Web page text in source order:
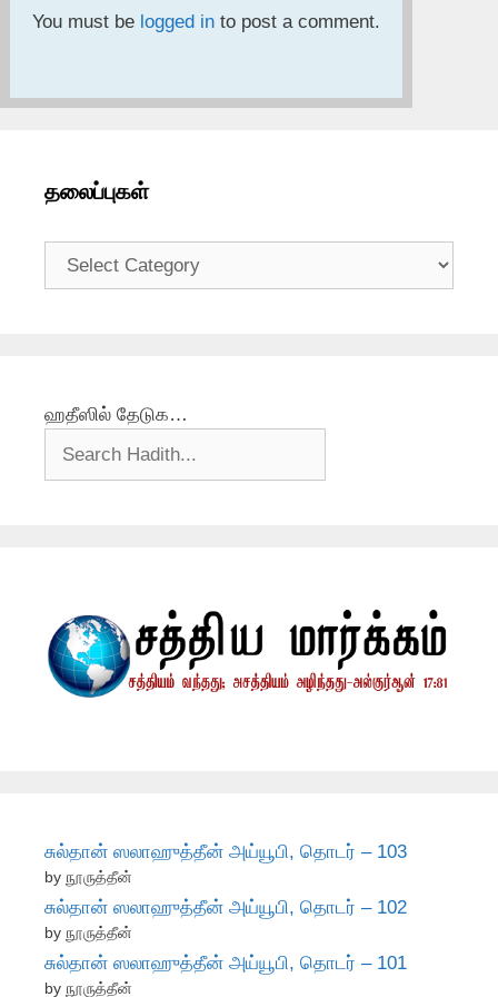
You must be logged in to post a comment.
தலைப்புகள்
தலைப்புகள்
ஹதீஸில் தேடுக…
சுல்தான் ஸலாஹுத்தீன் அய்யூபி, தொடர் – 103
by நூருத்தீன்
சுல்தான் ஸலாஹுத்தீன் அய்யூபி, தொடர் – 102
by நூருத்தீன்
சுல்தான் ஸலாஹுத்தீன் அய்யூபி, தொடர் – 101
by நூருத்தீன்